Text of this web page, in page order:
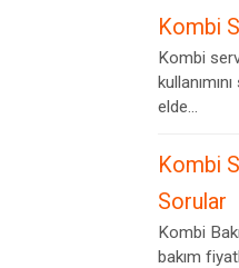
Kombi
Kombi
elde...
Kombi
Sorular
Kombi
bakım